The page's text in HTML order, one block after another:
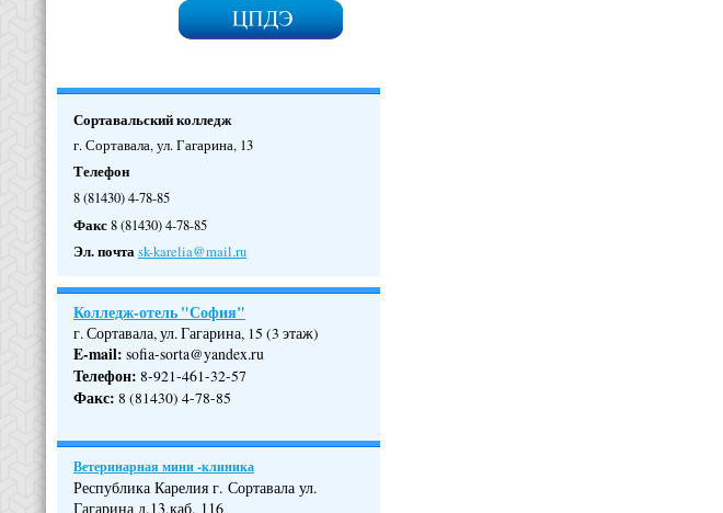
Сортавальский колледж
г. Сортавала, ул. Гагарина, 13
Телефон
8 (81430) 4-78-85
Факс8 (81430) 4-78-85
Эл. почтаsk-karelia@mail.ru
Колледж-отель "София"
г. Сортавала, ул. Гагарина, 15 (3 этаж)
E-mail: sofia-sorta@yandex.ru
Телефон: 8-921-461-32-57
Факс: 8 (81430) 4-78-85
Ветеринарная мини -клиника
Республика Карелия г. Сортавала ул.
Гагарина д.13,каб. 116